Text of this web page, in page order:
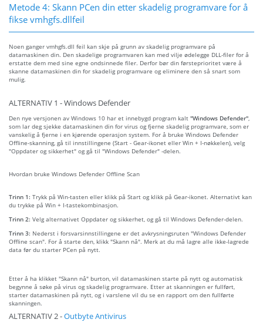
Metode 4: Skann PCen din etter skadelig programvare for å
fikse vmhgfs.dllfeil
Noen ganger vmhgfs.dll feil kan skje på grunn av skadelig programvare på
datamaskinen din. Den skadelige programvaren kan med vilje ødelegge DLL-filer for å
erstatte dem med sine egne ondsinnede filer. Derfor bør din førsteprioritet være å
skanne datamaskinen din for skadelig programvare og eliminere den så snart som
mulig.
ALTERNATIV 1 - Windows Defender
Den nye versjonen av Windows 10 har et innebygd program kalt "Windows Defender"
som lar deg sjekke datamaskinen din for virus og fjerne skadelig programvare, som er
vanskelig å fjerne i en kjørende operasjon system. For å bruke Windows Defender
Offline-skanning, gå til innstillingene (Start - Gear-ikonet eller Win + I-nøkkelen), velg
"Oppdater og sikkerhet" og gå til "Windows Defender" -delen.
Hvordan bruke Windows Defender Offline Scan
Trinn 1: Trykk på Win-tasten eller klikk på Start og klikk på Gear-ikonet. Alternativt kan
du trykke på Win + I-tastekombinasjon.
Trinn 2: Velg alternativet Oppdater og sikkerhet, og gå til Windows Defender-delen.
Trinn 3: Nederst i forsvarsinnstillingene er det avkrysningsruten "Windows Defender
Offline scan". For å starte den, klikk "Skann nå". Merk at du må lagre alle ikke-lagrede
data før du starter PCen på nytt.
Etter å ha klikket "Skann nå" burton, vil datamaskinen starte på nytt og automatisk
begynne å søke på virus og skadelig programvare. Etter at skanningen er fullført,
starter datamaskinen på nytt, og i varslene vil du se en rapport om den fullførte
skanningen.
ALTERNATIV 2 -Outbyte Antivirus